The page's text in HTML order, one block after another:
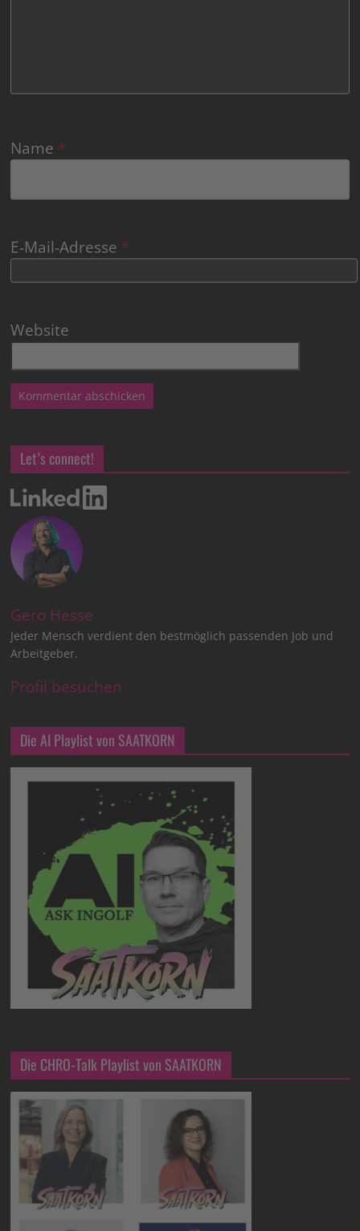
Name *
E-Mail-Adresse *
Website
Let’s connect!
Gero Hesse
Jeder Mensch verdient den bestmöglich passenden Job und
Arbeitgeber.
Profil besuchen
Die AI Playlist von SAATKORN
Die CHRO-Talk Playlist von SAATKORN